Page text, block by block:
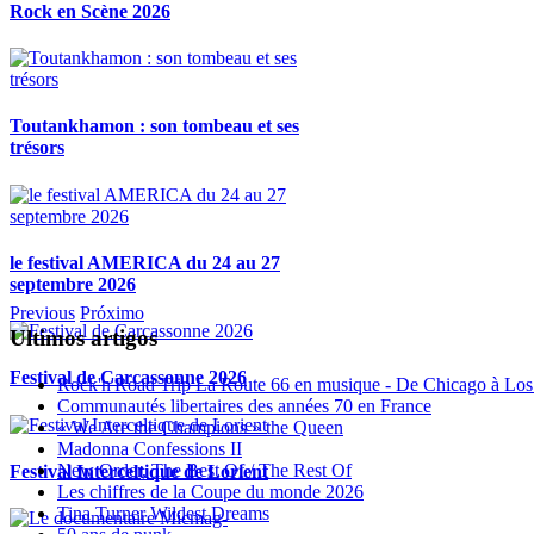
Rock en Scène 2026
Toutankhamon : son tombeau et ses
trésors
le festival AMERICA du 24 au 27
septembre 2026
Festival de Carcassonne 2026
Festival Interceltique de Lorient
Previous Próximo
Ultimos artigos
Rock'n'Road Trip La Route 66 en musique - De Chicago à
Communautés libertaires des années 70 en France
« We Are the Champions » the Queen
Madonna Confessions II
New Order, The Best Of / The Rest Of
Les chiffres de la Coupe du monde 2026
Tina Turner Wildest Dreams